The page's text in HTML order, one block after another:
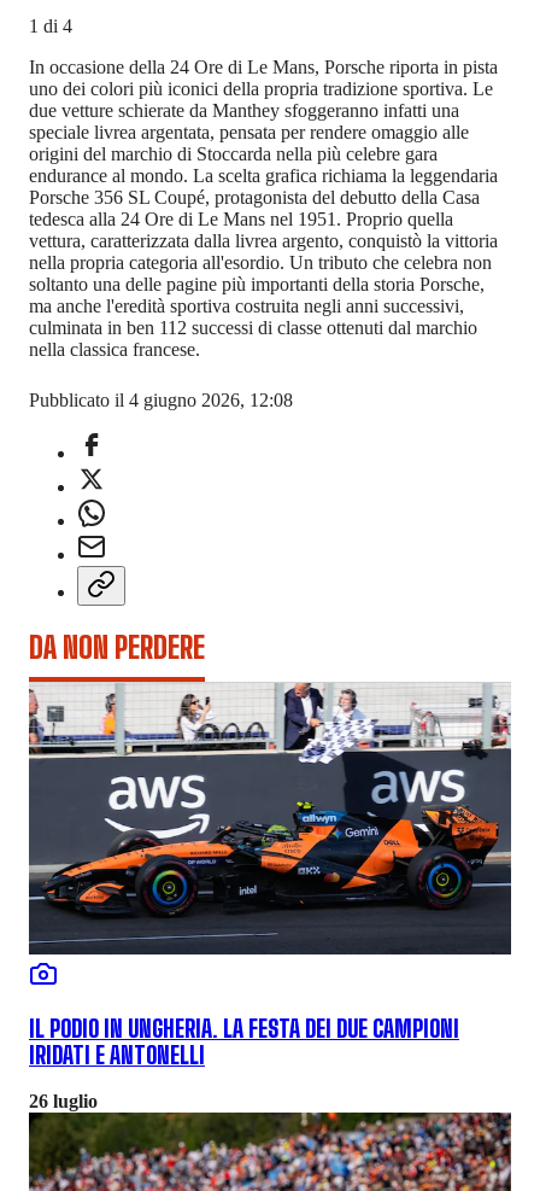
1 di 4
In occasione della 24 Ore di Le Mans, Porsche riporta in pista
uno dei colori più iconici della propria tradizione sportiva. Le
due vetture schierate da Manthey sfoggeranno infatti una
speciale livrea argentata, pensata per rendere omaggio alle
origini del marchio di Stoccarda nella più celebre gara
endurance al mondo. La scelta grafica richiama la leggendaria
Porsche 356 SL Coupé, protagonista del debutto della Casa
tedesca alla 24 Ore di Le Mans nel 1951. Proprio quella
vettura, caratterizzata dalla livrea argento, conquistò la vittoria
nella propria categoria all'esordio. Un tributo che celebra non
soltanto una delle pagine più importanti della storia Porsche,
ma anche l'eredità sportiva costruita negli anni successivi,
culminata in ben 112 successi di classe ottenuti dal marchio
nella classica francese.
Pubblicato il 4 giugno 2026, 12:08
DA NON PERDERE
IL PODIO IN UNGHERIA. LA FESTA DEI DUE CAMPIONI
IRIDATI E ANTONELLI
26 luglio